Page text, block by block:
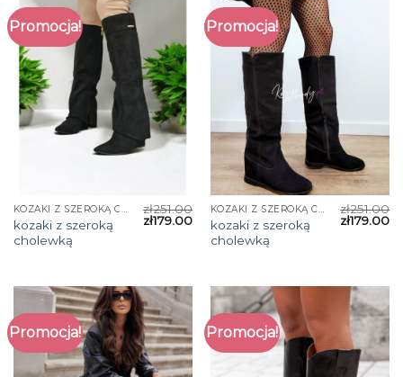
Promocja!
KOZAKI Z SZEROKĄ CHOLEWKĄ
kozaki z szeroką
cholewką
zł251.00
zł179.00
Promocja!
KOZAKI Z SZEROKĄ CHOLEWKĄ
kozaki z szeroką
cholewką
zł251.00
zł179.00
Promocja! Promocja!